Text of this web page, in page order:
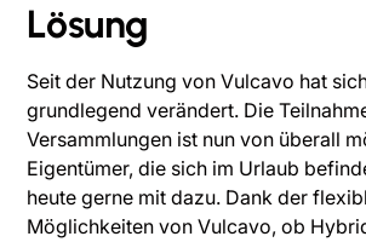
Lösung
Seit der Nutzung von Vulcavo hat
grundlegend verändert. Die
Versammlungen ist nun von überall
Eigentümer, die sich im Urlaub
heute gerne mit dazu. Dank der
Möglichkeiten von Vulcavo, ob